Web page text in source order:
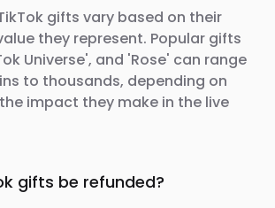
gifts vary based on their
they represent. Popular gifts
Universe', and 'Rose' can range
to thousands, depending on
impact they make in the live
gifts be refunded?